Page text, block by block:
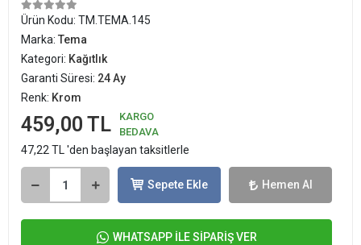
Ürün Kodu: TM.TEMA.145
Marka: Tema
Kategori: Kağıtlık
Garanti Süresi: 24 Ay
Renk: Krom
459,00 TL
KARGO
BEDAVA
47,22 TL 'den başlayan taksitlerle
Sepete Ekle Hemen Al
WHATSAPP İLE SİPARİŞ VER